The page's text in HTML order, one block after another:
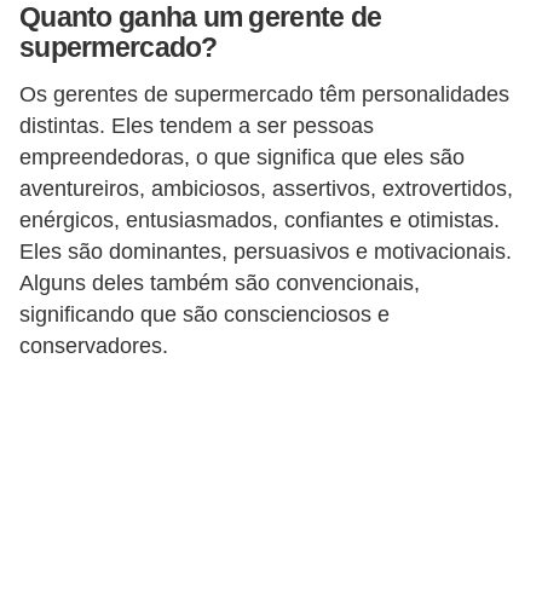
Quanto ganha um gerente de
supermercado?
Os gerentes de supermercado têm personalidades
distintas. Eles tendem a ser pessoas
empreendedoras, o que significa que eles são
aventureiros, ambiciosos, assertivos, extrovertidos,
enérgicos, entusiasmados, confiantes e otimistas.
Eles são dominantes, persuasivos e motivacionais.
Alguns deles também são convencionais,
significando que são conscienciosos e
conservadores.
c
u
r
s
o
s
H
u
m
a